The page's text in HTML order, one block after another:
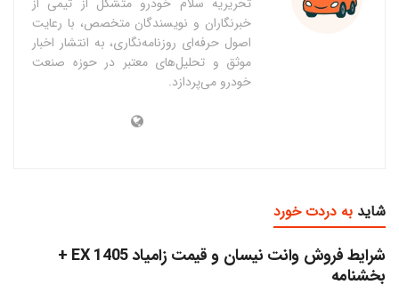
تحریریه سلام خودرو متشکل از تیمی از
خبرنگاران و نویسندگان متخصص، با رعایت
اصول حرفه‌ای روزنامه‌نگاری، به انتشار اخبار
موثق و تحلیل‌های معتبر در حوزه صنعت
خودرو می‌پردازد.
شاید به دردت خورد
شرایط فروش وانت نیسان و قیمت زامیاد EX 1405 +
بخشنامه